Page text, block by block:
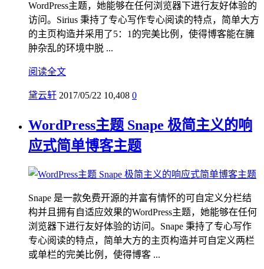
WordPress主题，她能够在任何浏览器下进行友好体验的
访问。Sirius 秉持了专心写作专心阅读的特点，简单大方
的主页构造并采用了5：1的完美比例，使得博客能在臃
肿杂乱的环境中脱 ...
阅读全文
黛云轩 2017/05/22 10,408 0
WordPress主题 Snape 极简主义的响
应式简单博客主题
Snape 是一款免费开源的并富有情怀的可自定义分栏结
构并且拥有自适应效果的WordPress主题，她能够在任何
浏览器下进行友好体验的访问。Snape 秉持了专心写作
专心阅读的特点，简单大方的主页构造并可自定义两栏
或单栏的完美比例，使得博客 ...